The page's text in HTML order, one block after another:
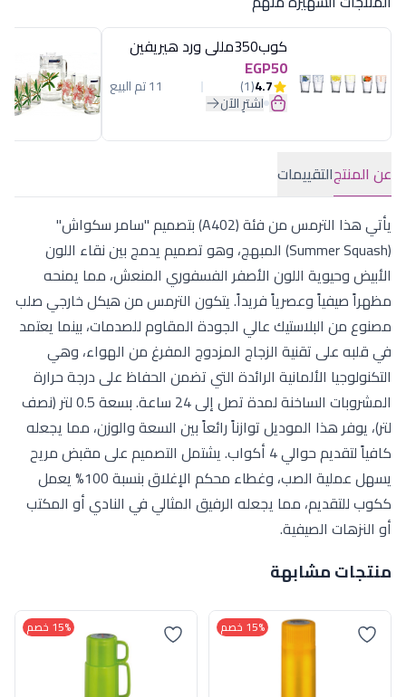
كوب350مللى ورد هيريفين
EGP50
4.7
(1) 11 تم البيع
اشترِ الآن
عن المنتجالتقييمات
يأتي هذا الترمس من فئة (A402) بتصميم "سامر سكواش"
(Summer Squash) المبهج، وهو تصميم يدمج بين نقاء اللون
الأبيض وحيوية اللون الأصفر الفسفوري المنعش، مما يمنحه
مظهراً صيفياً وعصرياً فريداً. يتكون الترمس من هيكل خارجي صلب
مصنوع من البلاستيك عالي الجودة المقاوم للصدمات، بينما يعتمد
في قلبه على تقنية الزجاج المزدوج المفرغ من الهواء، وهي
التكنولوجيا الألمانية الرائدة التي تضمن الحفاظ على درجة حرارة
المشروبات الساخنة لمدة تصل إلى 24 ساعة. بسعة 0.5 لتر (نصف
لتر)، يوفر هذا الموديل توازناً رائعاً بين السعة والوزن، مما يجعله
كافياً لتقديم حوالي 4 أكواب. يشتمل التصميم على مقبض مريح
يسهل عملية الصب، وغطاء محكم الإغلاق بنسبة 100% يعمل
ككوب للتقديم، مما يجعله الرفيق المثالي في النادي أو المكتب
أو النزهات الصيفية.
منتجات مشابهة
15% خصم 15% خصم